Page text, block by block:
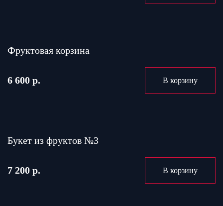
Фруктовая корзина
6 600 р. В корзину
Букет из фруктов №3
7 200 р. В корзину